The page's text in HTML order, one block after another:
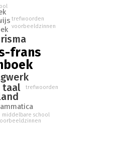
door vakmensen, aanbevolen
en uitdrukkingen.
en handige zoekhulpjes.
frans
taal
voorbeeldzinnen
trefwoorden
middelbare school
trefwoorden